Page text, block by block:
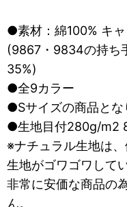
●素材：綿100% キャ
(9867・9834の持ち
35%)
●全9カラー
●Sサイズの商品とな
●生地目付280g/m2
※ナチュラル生地は
生地がゴワゴワして
非常に安価な商品の
ん。